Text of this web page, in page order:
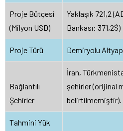
Proje Bütçesi
(Milyon USD)
Yaklaşık 721,2
Bankası: 371,2$)
Proje Türü Demiryolu
Bağlantılı
Şehirler
İran,
şehirler (orijinal
belirtilmemiştir).
Tahmini Yük